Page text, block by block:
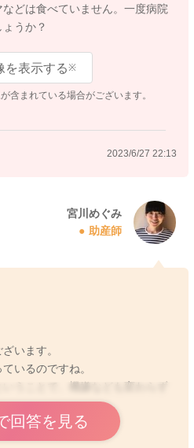
どは食べていません。一度病院
うか？
を表示する※
含まれている場合がございます。
2023/6/27 22:13
宮川めぐみ
助産師
います。
いるのですね。
回答を見る